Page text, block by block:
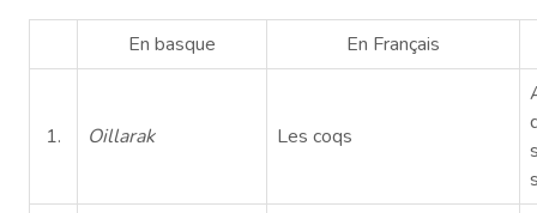
En basque En Français
1. Oillarak Les coqs